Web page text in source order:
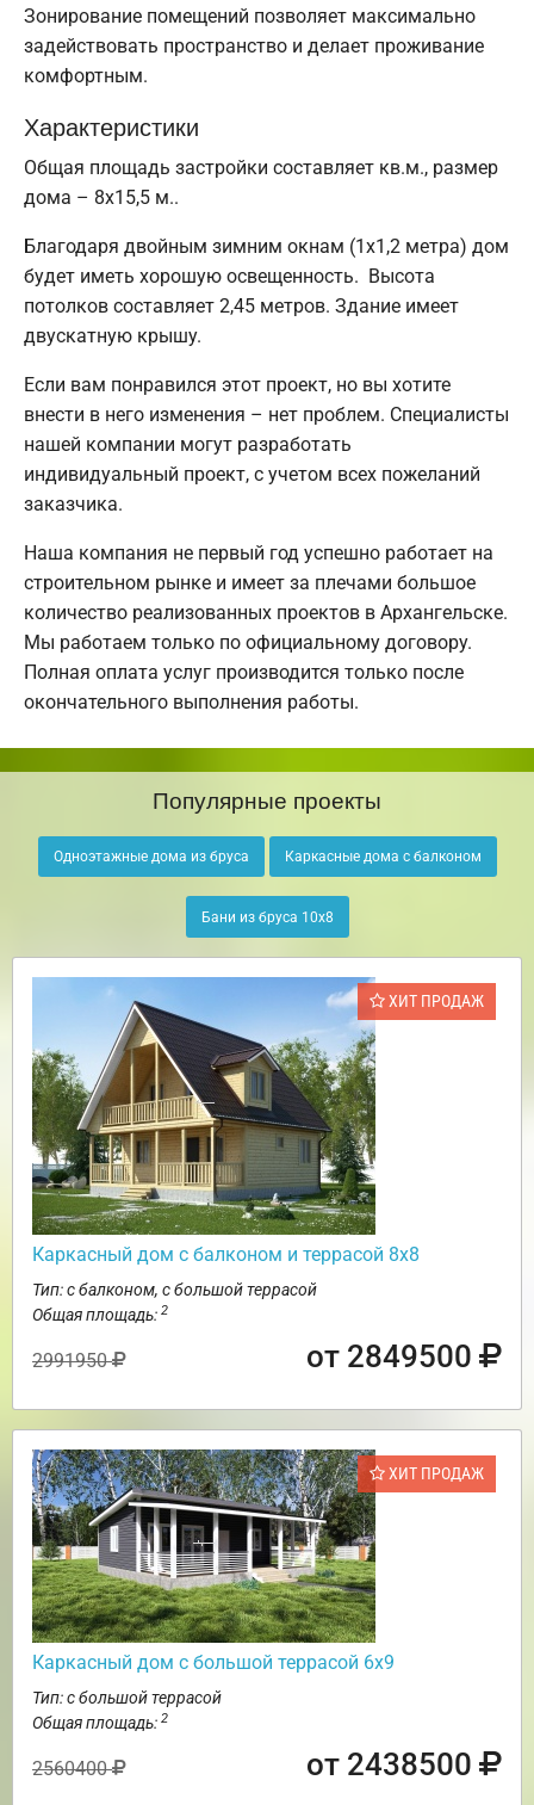
Зонирование помещений позволяет максимально
задействовать пространство и делает проживание
комфортным.
Характеристики
Общая площадь застройки составляет кв.м., размер
дома – 8х15,5 м..
Благодаря двойным зимним окнам (1x1,2 метра) дом
будет иметь хорошую освещенность. Высота
потолков составляет 2,45 метров. Здание имеет
двускатную крышу.
Если вам понравился этот проект, но вы хотите
внести в него изменения – нет проблем. Специалисты
нашей компании могут разработать
индивидуальный проект, с учетом всех пожеланий
заказчика.
Наша компания не первый год успешно работает на
строительном рынке и имеет за плечами большое
количество реализованных проектов в Архангельске.
Мы работаем только по официальному договору.
Полная оплата услуг производится только после
окончательного выполнения работы.
Популярные проекты
Одноэтажные дома из бруса Каркасные дома с балконом
Бани из бруса 10х8
ХИТ ПРОДАЖ
Каркасный дом с балконом и террасой 8х8
Тип: с балконом, с большой террасой
Общая площадь: 2
2991950 от 2849500
ХИТ ПРОДАЖ
Каркасный дом с большой террасой 6х9
Тип: с большой террасой
Общая площадь: 2
2560400 от 2438500